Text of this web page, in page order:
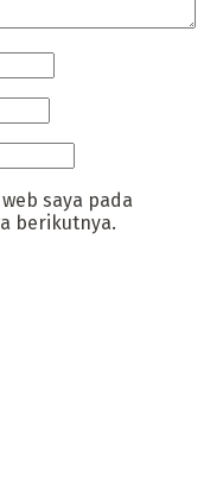
saya pada
berikutnya.